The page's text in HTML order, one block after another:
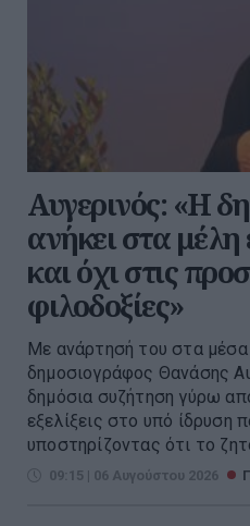
Αυγερινός: «Η
ανήκει στα μέλη
και όχι στις
φιλοδοξίες»
Με ανάρτησή του στα
δημοσιογράφος Θανάσης
δημόσια συζήτηση γύρω
εξελίξεις στο υπό ίδρυση
υποστηρίζοντας ότι το
09:15 | 06 Αυγούστου 2026